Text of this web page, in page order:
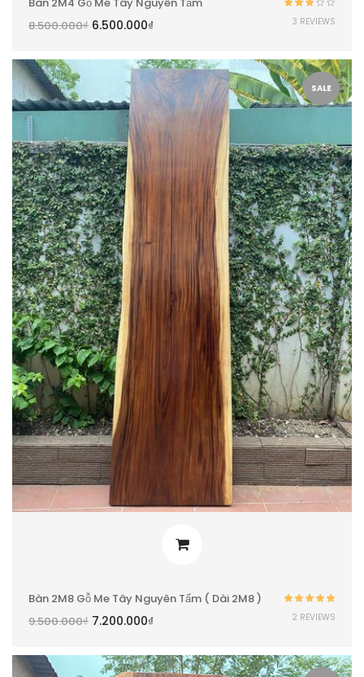
8.500.000₫ 6.500.000₫
Được
xếp
sao
3 REVIEWS
SALE
Bàn 2M8 Gỗ Me Tây Nguyên Tấm ( Dài 2M8 )
9.500.000₫ 7.200.000₫
Được xếp
hạng5.00 5
2 REVIEWS